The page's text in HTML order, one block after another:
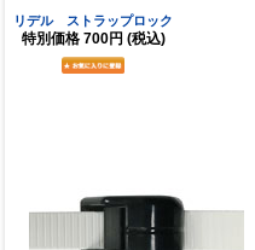
リデル ストラップロック
特別価格 700円 (税込)